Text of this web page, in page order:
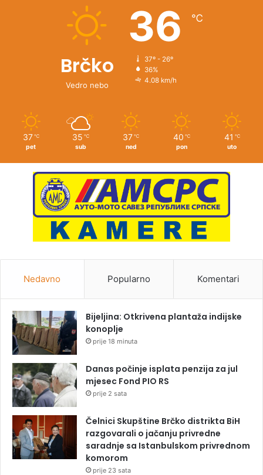
Brčko
Vedro nebo
36 ℃
37º - 26º
36%
4.08 km/h
37 ℃
pet
35 ℃
sub
37 ℃
ned
40 ℃
pon
41 ℃
uto
Nedavno Popularno Komentari
Bijeljina: Otkrivena plantaža indijske
konoplje
prije 18 minuta
Danas počinje isplata penzija za jul
mjesec Fond PIO RS
prije 2 sata
Čelnici Skupštine Brčko distrikta BiH
razgovarali o jačanju privredne
saradnje sa Istanbulskom privrednom
komorom
prije 23 sata